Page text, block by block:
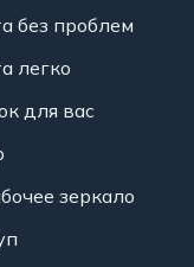
без проблем
легко
для вас
зеркало